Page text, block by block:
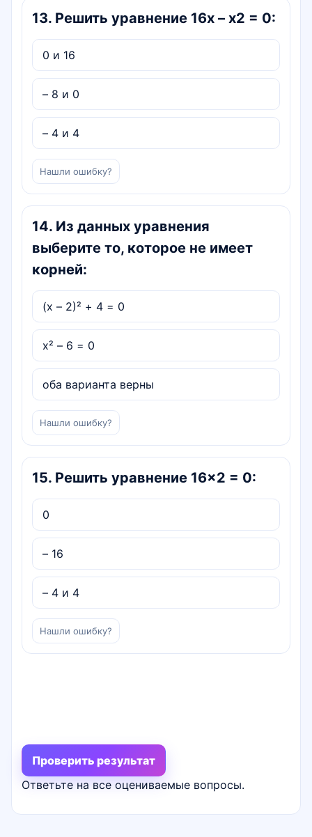
13. Решить уравнение 16x – x2 = 0:
0 и 16
– 8 и 0
– 4 и 4
Нашли ошибку?
14. Из данных уравнения
выберите то, которое не имеет
корней:
(х – 2)² + 4 = 0
х² – 6 = 0
оба варианта верны
Нашли ошибку?
15. Решить уравнение 16×2 = 0:
0
– 16
– 4 и 4
Нашли ошибку?
Проверить результат
Ответьте на все оцениваемые вопросы.